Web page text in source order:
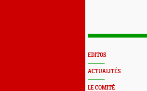
EDITOS
ACTUALITÉS
LE COMITÉ